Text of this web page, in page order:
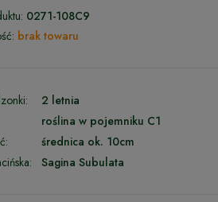
0271-108C9
brak towaru
2 letnia
roślina w pojemniku C1
średnica ok. 10cm
Sagina Subulata